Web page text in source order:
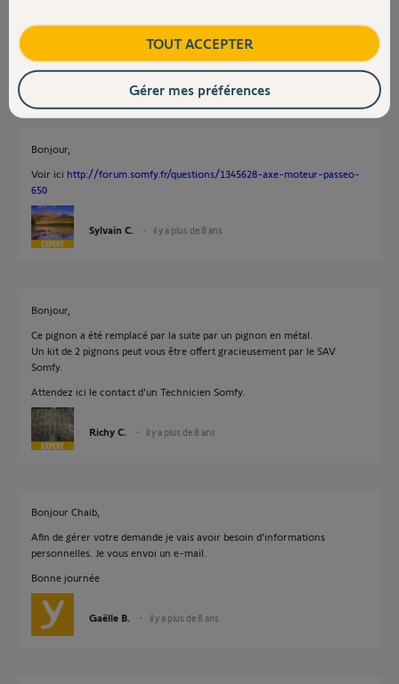
Participer au fil de discussion
Réponses
Bonjour,
Voir ici http://forum.somfy.fr/questions/1345628-axe-moteur-passeo-
650
Sylvain C. il y a plus de 8 ans
Bonjour,
Ce pignon a été remplacé par la suite par un pignon en métal.
Un kit de 2 pignons peut vous être offert gracieusement par le SAV
Somfy.
Attendez ici le contact d'un Technicien Somfy.
Richy C. il y a plus de 8 ans
Bonjour Chaib,
Afin de gérer votre demande je vais avoir besoin d'informations
personnelles. Je vous envoi un e-mail.
Bonne journée
Gaëlle B. il y a plus de 8 ans
TOUT ACCEPTER
Gérer mes préférences